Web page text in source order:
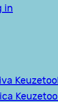
in
Keuzetool
Keuzetool